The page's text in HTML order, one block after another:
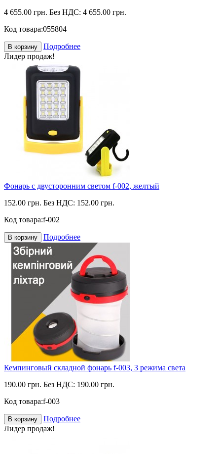
4 655.00 грн. Без НДС: 4 655.00 грн.
Код товара:055804
В корзину
Подробнее
Лидер продаж!
Фонарь с двусторонним светом f-002, желтый
152.00 грн. Без НДС: 152.00 грн.
Код товара:f-002
В корзину Подробнее
Кемпинговый складной фонарь f-003, 3 режима света
190.00 грн. Без НДС: 190.00 грн.
Код товара:f-003
В корзину
Подробнее
Лидер продаж!